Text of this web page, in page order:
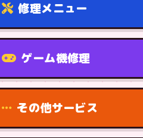
修理メニュー
機種から
ゲーム機修理
その他サービス